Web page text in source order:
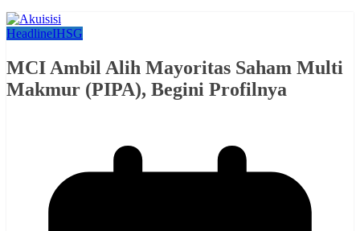
HeadlineIHSG
MCI Ambil Alih Mayoritas Saham Multi
Makmur (PIPA), Begini Profilnya